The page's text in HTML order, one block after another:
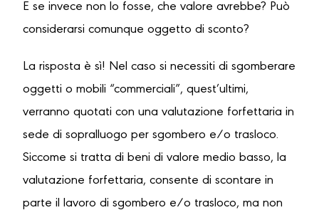
E se invece non lo fosse, che valore avrebbe? Può
considerarsi comunque oggetto di sconto?
La risposta è sì! Nel caso si necessiti di sgomberare
oggetti o mobili “commerciali”, quest’ultimi,
verranno quotati con una valutazione forfettaria in
sede di sopralluogo per sgombero e/o trasloco.
Siccome si tratta di beni di valore medio basso, la
valutazione forfettaria, consente di scontare in
parte il lavoro di sgombero e/o trasloco, ma non